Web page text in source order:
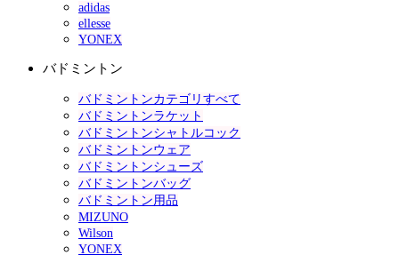
adidas
ellesse
YONEX
バドミントン
バドミントンカテゴリすべて
バドミントンラケット
バドミントンシャトルコック
バドミントンウェア
バドミントンシューズ
バドミントンバッグ
バドミントン用品
MIZUNO
Wilson
YONEX